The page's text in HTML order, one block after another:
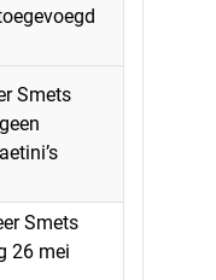
Smets
Smets
26 mei